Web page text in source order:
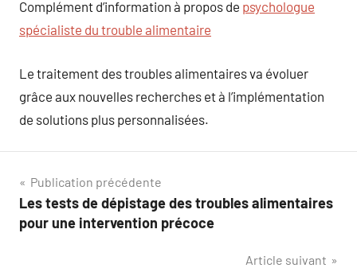
Complément d’information à propos de psychologue
spécialiste du trouble alimentaire
Le traitement des troubles alimentaires va évoluer
grâce aux nouvelles recherches et à l’implémentation
de solutions plus personnalisées.
Navigation
de
Publication précédente
Les tests de dépistage des troubles alimentaires
pour une intervention précoce
Article suivant